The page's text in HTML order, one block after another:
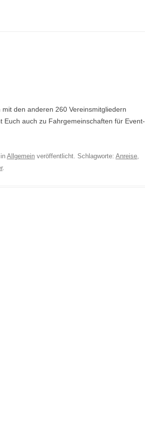
den anderen 260 Vereinsmitgliedern
auch zu Fahrgemeinschaften für Event-
in Allgemein veröffentlicht. Schlagworte: Anreise,
.